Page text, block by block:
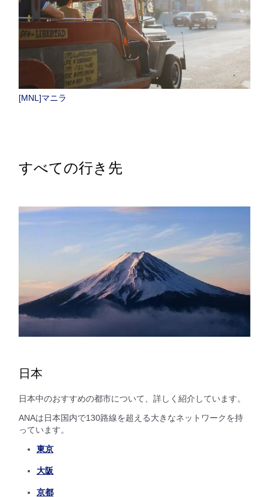
[MNL]マニラ
すべての行き先
日本
日本中のおすすめの都市について、詳しく紹介しています。
ANAは日本国内で130路線を超える大きなネットワークを持
っています。
東京
大阪
京都